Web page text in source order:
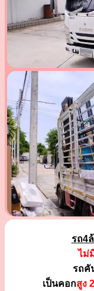
รถ4
ไม่
รถคั
เป็นคอกสูง